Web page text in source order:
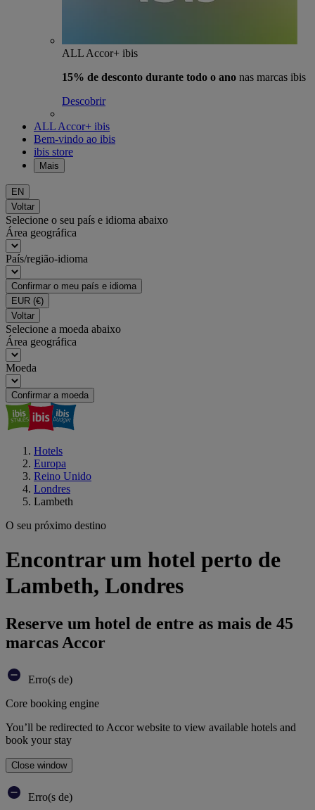
ALL Accor+ ibis
15% de desconto durante todo o ano nas marcas ibis
Descobrir
ALL Accor+ ibis
Bem-vindo ao ibis
ibis store
Mais
EN
Voltar
Selecione o seu país e idioma abaixo
Área geográfica
País/região-idioma
Confirmar o meu país e idioma
EUR (€)
Voltar
Selecione a moeda abaixo
Área geográfica
Moeda
Confirmar a moeda
Hotels
Europa
Reino Unido
Londres
Lambeth
O seu próximo destino
Encontrar um hotel perto de
Lambeth, Londres
Reserve um hotel de entre as mais de 45
marcas Accor
Erro(s de)
Core booking engine
You’ll be redirected to Accor website to view available hotels and
book your stay
Close window
Erro(s de)